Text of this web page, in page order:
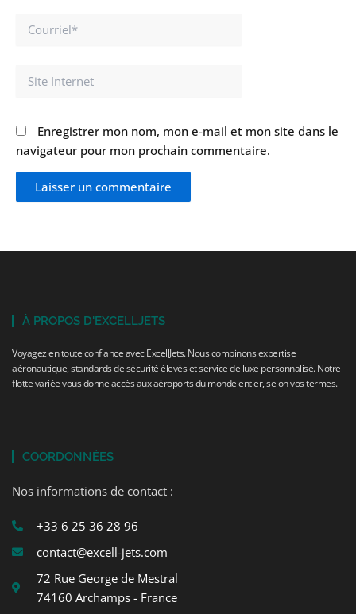
Courriel*
Site
Enregistrer mon nom, mon e-mail et mon site dans le
navigateur pour mon prochain commentaire.
À PROPOS D'EXCELLJETS
Voyagez en toute confiance avec ExcellJets. Nous combinons expertise
aéronautique, standards de sécurité élevés et service de luxe personnalisé. Notre
flotte variée vous donne accès aux aéroports du monde entier, selon vos termes.
COORDONNÉES
Nos informations de contact :
+33 6 25 36 28 96
contact@excell-jets.com
72 Rue George de Mestral
74160 Archamps - France